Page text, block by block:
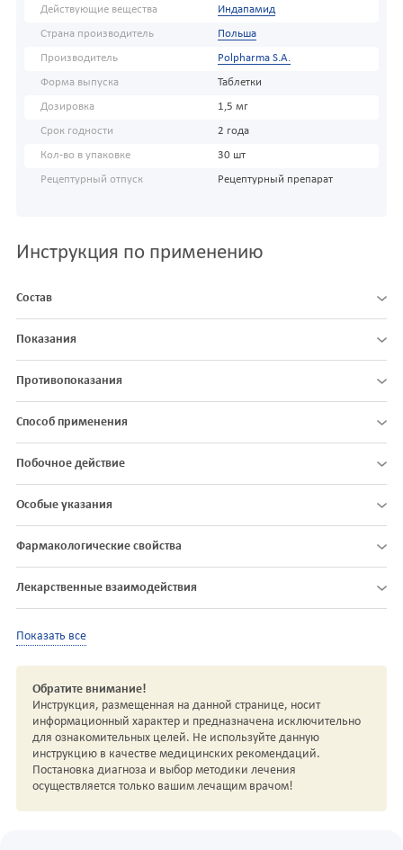
Действующие вещества Индапамид
Страна производитель Польша
Производитель Polpharma S.A.
Форма выпуска Таблетки
Дозировка 1,5 мг
Срок годности 2 года
Кол-во в упаковке 30 шт
Рецептурный отпуск Рецептурный препарат
Инструкция по применению
Состав
Показания
Противопоказания
Способ применения
Побочное действие
Особые указания
Фармакологические свойства
Лекарственные взаимодействия
Показать все
Обратите внимание!
Инструкция, размещенная на данной странице, носит
информационный характер и предназначена исключительно
для ознакомительных целей. Не используйте данную
инструкцию в качестве медицинских рекомендаций.
Постановка диагноза и выбор методики лечения
осуществляется только вашим лечащим врачом!